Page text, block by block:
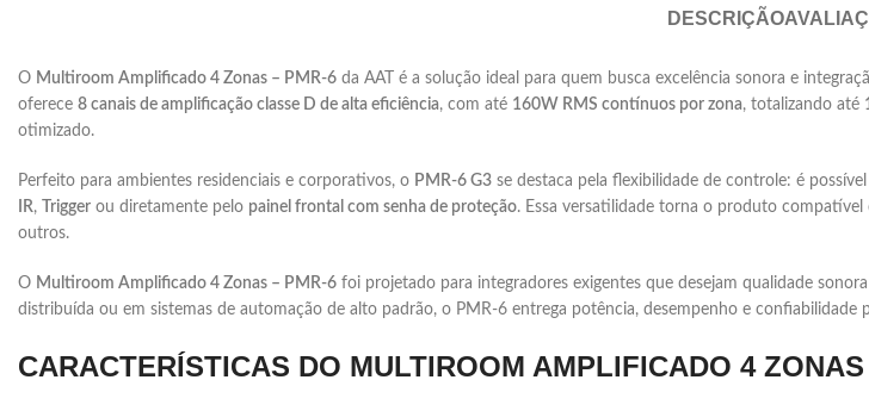
DESCRIÇÃO
O Multiroom Amplificado 4 Zonas – PMR-6 da AAT é a solução ideal para quem busca excelência sonora e
oferece 8 canais de amplificação classe D de alta eficiência, com até 160W RMS contínuos por zona, totalizando até
otimizado.
Perfeito para ambientes residenciais e corporativos, o PMR-6 G3 se destaca pela flexibilidade de controle: é
IR, Trigger ou diretamente pelo painel frontal com senha de proteção. Essa versatilidade torna o produto
outros.
O Multiroom Amplificado 4 Zonas – PMR-6 foi projetado para integradores exigentes que desejam qualidade
distribuída ou em sistemas de automação de alto padrão, o PMR-6 entrega potência, desempenho e
CARACTERÍSTICAS DO MULTIROOM AMPLIFICADO 4